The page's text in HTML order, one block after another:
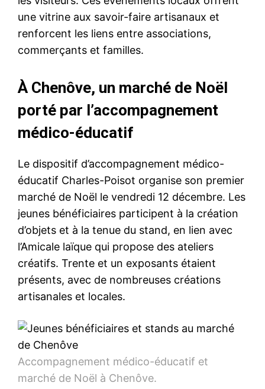
une vitrine aux savoir-faire artisanaux et
renforcent les liens entre associations,
commerçants et familles.
À Chenôve, un marché de Noël
porté par l’accompagnement
médico-éducatif
Le dispositif d’accompagnement médico-
éducatif Charles-Poisot organise son premier
marché de Noël le vendredi 12 décembre. Les
jeunes bénéficiaires participent à la création
d’objets et à la tenue du stand, en lien avec
l’Amicale laïque qui propose des ateliers
créatifs. Trente et un exposants étaient
présents, avec de nombreuses créations
artisanales et locales.
Accompagnement médico-éducatif et
marché de Noël à Chenôve.